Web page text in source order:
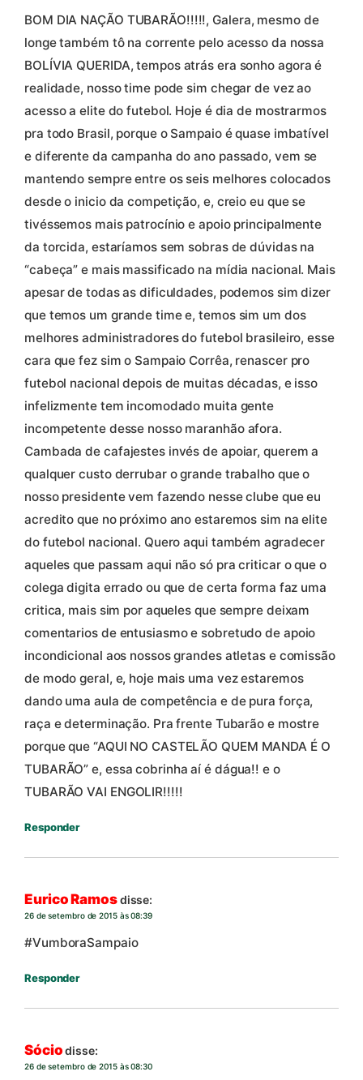
BOM DIA NAÇÃO TUBARÃO!!!!!, Galera, mesmo de
longe também tô na corrente pelo acesso da nossa
BOLÍVIA QUERIDA, tempos atrás era sonho agora é
realidade, nosso time pode sim chegar de vez ao
acesso a elite do futebol. Hoje é dia de mostrarmos
pra todo Brasil, porque o Sampaio é quase imbatível
e diferente da campanha do ano passado, vem se
mantendo sempre entre os seis melhores colocados
desde o inicio da competição, e, creio eu que se
tivéssemos mais patrocínio e apoio principalmente
da torcida, estaríamos sem sobras de dúvidas na
“cabeça” e mais massificado na mídia nacional. Mais
apesar de todas as dificuldades, podemos sim dizer
que temos um grande time e, temos sim um dos
melhores administradores do futebol brasileiro, esse
cara que fez sim o Sampaio Corrêa, renascer pro
futebol nacional depois de muitas décadas, e isso
infelizmente tem incomodado muita gente
incompetente desse nosso maranhão afora.
Cambada de cafajestes invés de apoiar, querem a
qualquer custo derrubar o grande trabalho que o
nosso presidente vem fazendo nesse clube que eu
acredito que no próximo ano estaremos sim na elite
do futebol nacional. Quero aqui também agradecer
aqueles que passam aqui não só pra criticar o que o
colega digita errado ou que de certa forma faz uma
critica, mais sim por aqueles que sempre deixam
comentarios de entusiasmo e sobretudo de apoio
incondicional aos nossos grandes atletas e comissão
de modo geral, e, hoje mais uma vez estaremos
dando uma aula de competência e de pura força,
raça e determinação. Pra frente Tubarão e mostre
porque que “AQUI NO CASTELÃO QUEM MANDA É O
TUBARÃO” e, essa cobrinha aí é dágua!! e o
TUBARÃO VAI ENGOLIR!!!!!
Responder
Eurico Ramosdisse:
26 de setembro de 2015 às 08:39
#VumboraSampaio
Responder
Sócio disse:
26 de setembro de 2015 às 08:30